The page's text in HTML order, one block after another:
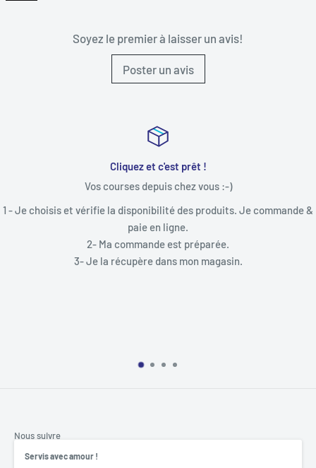
Soyez le premier à laisser un avis!
Poster un avis
&
Toujours à votre écoute
"N'hésitez pas à nous appeler pour obtenir un
Tel :09 53 18 03 61
Mardi/Mercredi/Vendredi
9h30-12h00/13h-30-18h30
Jeudi : 9h30-12h00
Nous suivre
Servis avec amour !